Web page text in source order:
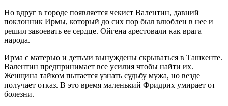
Но вдруг в городе появляется чекист Валентин, давний
поклонник Ирмы, который до сих пор был влюблен в нее и
решил завоевать ее сердце. Ойгена арестовали как врага
народа.
Ирма с матерью и детьми вынуждены скрываться в Ташкенте.
Валентин предпринимает все усилия чтобы найти их.
Женщина тайком пытается узнать судьбу мужа, но везде
получает отказ. В это время маленький Фридрих умирает от
болезни.